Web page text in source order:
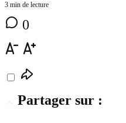
3 min de lecture
0
Partager sur :